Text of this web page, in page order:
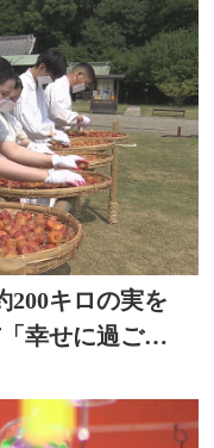
キロの実を
幸せに過ごせ